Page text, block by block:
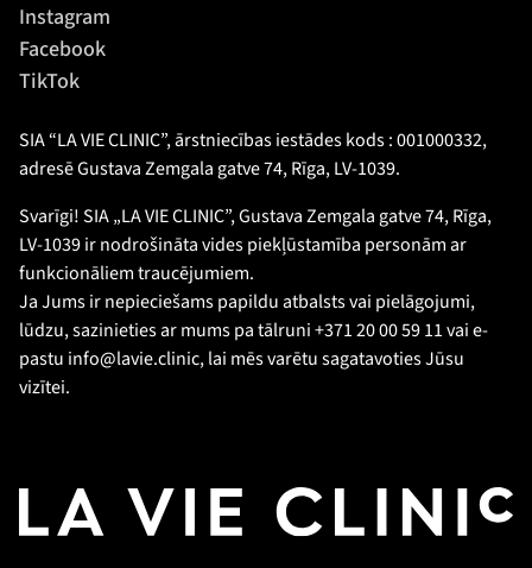
Instagram
Facebook
TikTok
SIA “LA VIE CLINIC”, ārstniecības iestādes kods : 001000332,
adresē Gustava Zemgala gatve 74, Rīga, LV-1039.
Svarīgi! SIA „LA VIE CLINIC”, Gustava Zemgala gatve 74, Rīga,
LV-1039 ir nodrošināta vides piekļūstamība personām ar
funkcionāliem traucējumiem.
Ja Jums ir nepieciešams papildu atbalsts vai pielāgojumi,
lūdzu, sazinieties ar mums pa tālruni +371 20 00 59 11 vai e-
pastu info@lavie.clinic, lai mēs varētu sagatavoties Jūsu
vizītei.